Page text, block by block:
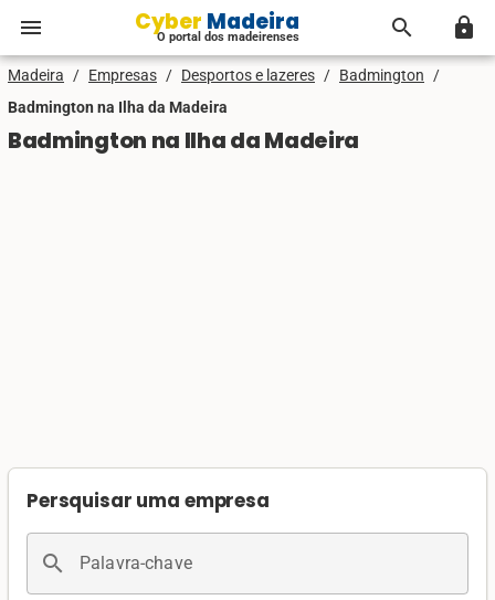
menu Cyber Madeira
O portal dos madeirenses search lock
Madeira / Empresas / Desportos e lazeres / Badmington
/
Badmington na Ilha da Madeira
Badmington na Ilha da Madeira
Persquisar uma empresa
search Palavra-chave